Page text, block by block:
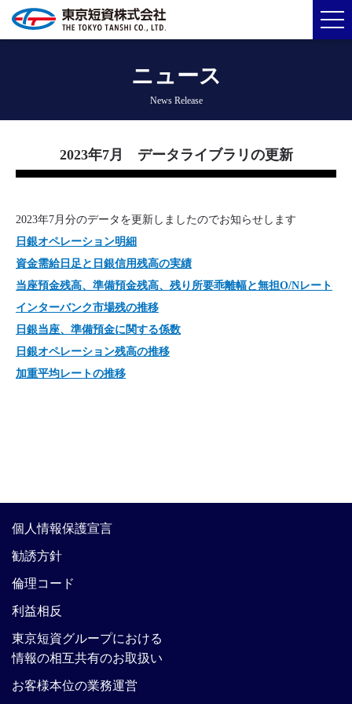
ニュース
News Release
2023年7月 データライブラリの更新
2023年7月分のデータを更新しましたのでお知らせします
日銀オペレーション明細
資金需給日足と日銀信用残高の実績
当座預金残高、準備預金残高、残り所要乖離幅と無担O/Nレート
インターバンク市場残の推移
日銀当座、準備預金に関する係数
日銀オペレーション残高の推移
加重平均レートの推移
個人情報保護宣言
勧誘方針
倫理コード
利益相反
東京短資グループにおける
情報の相互共有のお取扱い
お客様本位の業務運営